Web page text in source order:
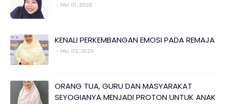
Mei 01, 2025
KENALI PERKEMBANGAN EMOSI PADA REMAJA
Mei 03, 2025
ORANG TUA, GURU DAN MASYARAKAT
SEYOGIANYA MENJADI PROTON UNTUK ANAK